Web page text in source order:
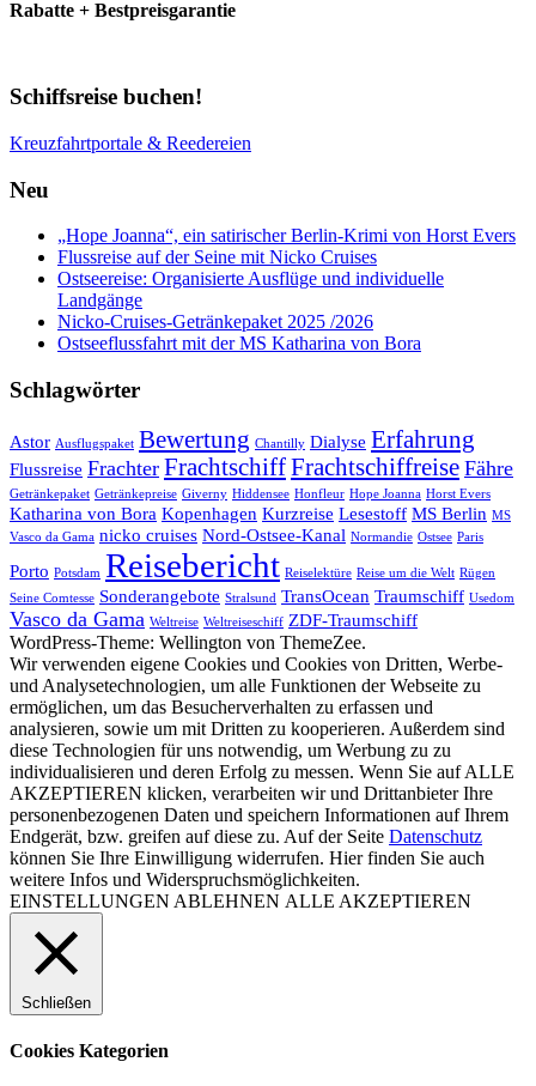
Rabatte + Bestpreisgarantie
Schiffsreise buchen!
Kreuzfahrtportale & Reedereien
Neu
„Hope Joanna“, ein satirischer Berlin-Krimi von Horst Evers
Flussreise auf der Seine mit Nicko Cruises
Ostseereise: Organisierte Ausflüge und individuelle
Landgänge
Nicko-Cruises-Getränkepaket 2025 /2026
Ostseeflussfahrt mit der MS Katharina von Bora
Schlagwörter
Astor Ausflugspaket Bewertung Chantilly Dialyse Erfahrung
Flussreise Frachter FrachtschiffFrachtschiffreise Fähre
Getränkepaket Getränkepreise Giverny Hiddensee Honfleur Hope Joanna Horst Evers
Katharina von Bora Kopenhagen Kurzreise Lesestoff MS Berlin MS
Vasco da Gama nicko cruises Nord-Ostsee-Kanal Normandie Ostsee Paris
Porto Potsdam Reisebericht Reiselektüre Reise um die Welt Rügen
Seine Comtesse Sonderangebote Stralsund TransOcean Traumschiff Usedom
Vasco da Gama Weltreise Weltreiseschiff ZDF-Traumschiff
WordPress-Theme: Wellington von ThemeZee.
Wir verwenden eigene Cookies und Cookies von Dritten, Werbe-
und Analysetechnologien, um alle Funktionen der Webseite zu
ermöglichen, um das Besucherverhalten zu erfassen und
analysieren, sowie um mit Dritten zu kooperieren. Außerdem sind
diese Technologien für uns notwendig, um Werbung zu zu
individualisieren und deren Erfolg zu messen. Wenn Sie auf ALLE
AKZEPTIEREN klicken, verarbeiten wir und Drittanbieter Ihre
personenbezogenen Daten und speichern Informationen auf Ihrem
Endgerät, bzw. greifen auf diese zu. Auf der Seite Datenschutz
können Sie Ihre Einwilligung widerrufen. Hier finden Sie auch
weitere Infos und Widerspruchsmöglichkeiten.
EINSTELLUNGEN ABLEHNEN ALLE AKZEPTIEREN
Schließen
Cookies Kategorien